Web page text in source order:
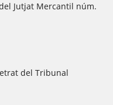
Jutjat Mercantil núm.
del Tribunal